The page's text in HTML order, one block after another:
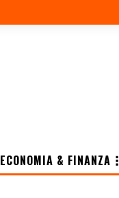
ECONOMIA & FINANZA